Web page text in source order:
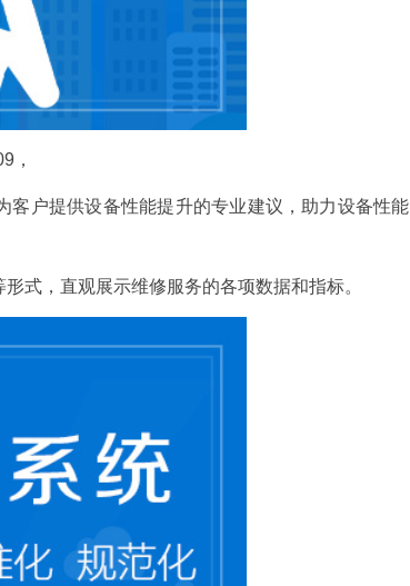
，
户提供设备性能提升的专业建议，助力设备性能
式，直观展示维修服务的各项数据和指标。